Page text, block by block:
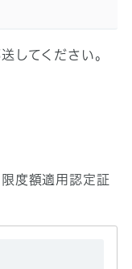
してください。
度額適用認定証